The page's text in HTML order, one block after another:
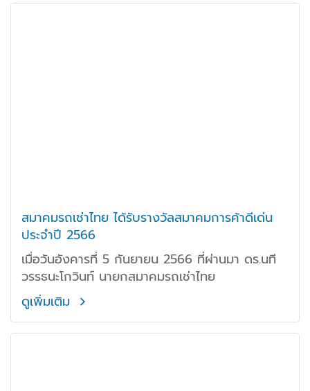
สมาคมรถเช่าไทย ได้รับรางวัลสมาคมการค้าดีเด่น
ประจำปี 2566
เมื่อวันอังคารที่ 5 กันยายน 2566 ที่ผ่านมา ดร.นที
วรรธนะโกวินท์ นายกสมาคมรถเช่าไทย
ดูเพิ่มเติม